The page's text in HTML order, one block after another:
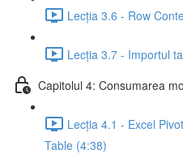
Lecția 3.6 - Row
Lecția 3.7 - Importul
Capitolul 4: Consumarea
Lecția 4.1 - Excel
Table (4:38)